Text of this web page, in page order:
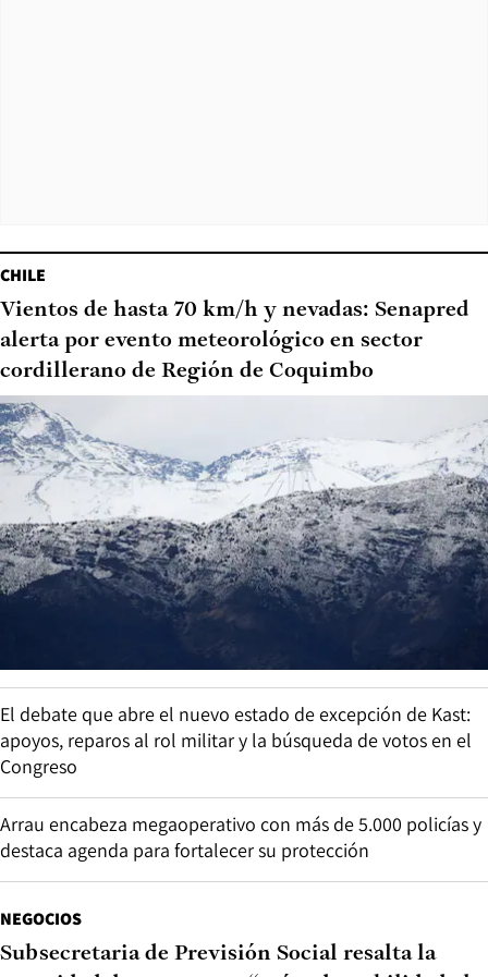
CHILE
Vientos de hasta 70 km/h y nevadas: Senapred
alerta por evento meteorológico en sector
cordillerano de Región de Coquimbo
El debate que abre el nuevo estado de excepción de Kast:
apoyos, reparos al rol militar y la búsqueda de votos en el
Congreso
Arrau encabeza megaoperativo con más de 5.000 policías y
destaca agenda para fortalecer su protección
NEGOCIOS
Subsecretaria de Previsión Social resalta la